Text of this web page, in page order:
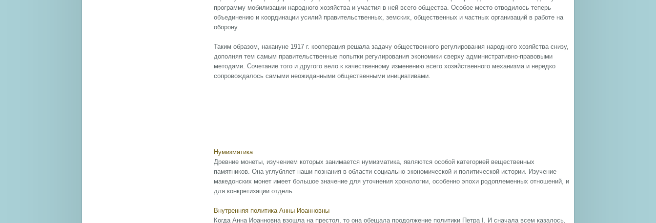
программу мобилизации народного хозяйства и участия в ней всего общества. Особое место отводилось теперь
объединению и координации усилий правительственных, земских, общественных и частных организаций в работе на
оборону.
Таким образом, накануне 1917 г. кооперация решала задачу общественного регулирования народного хозяйства снизу,
дополняя тем самым правительственные попытки регулирования экономики сверху административно-правовыми
методами. Сочетание того и другого вело к качественному изменению всего хозяйственного механизма и нередко
сопровождалось самыми неожиданными общественными инициативами.
Нумизматика
Древние монеты, изучением которых занимается нумизматика, являются особой категорией вещественных
памятников. Она углубляет наши познания в области социально-экономической и политической истории. Изучение
македонских монет имеет большое значение для уточнения хронологии, особенно эпохи родоплеменных отношений, и
для конкретизации отдель ...
Внутренняя политика Анны Иоанновны
Когда Анна Иоанновна взошла на престол, то она обещала продолжение политики Петра I. И сначала всем казалось,